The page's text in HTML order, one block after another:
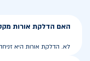
האם הדלקת אורות
לא. הדלקת אורות היא